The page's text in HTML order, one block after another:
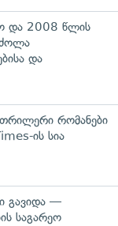
და 2008 წლის
და
თრილერი რომანები
ის სია
გავიდა —
საგარეო